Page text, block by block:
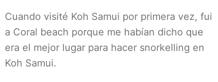
Cuando visité Koh Samui por primera vez, fui
a Coral beach porque me habían dicho que
era el mejor lugar para hacer snorkelling en
Koh Samui.